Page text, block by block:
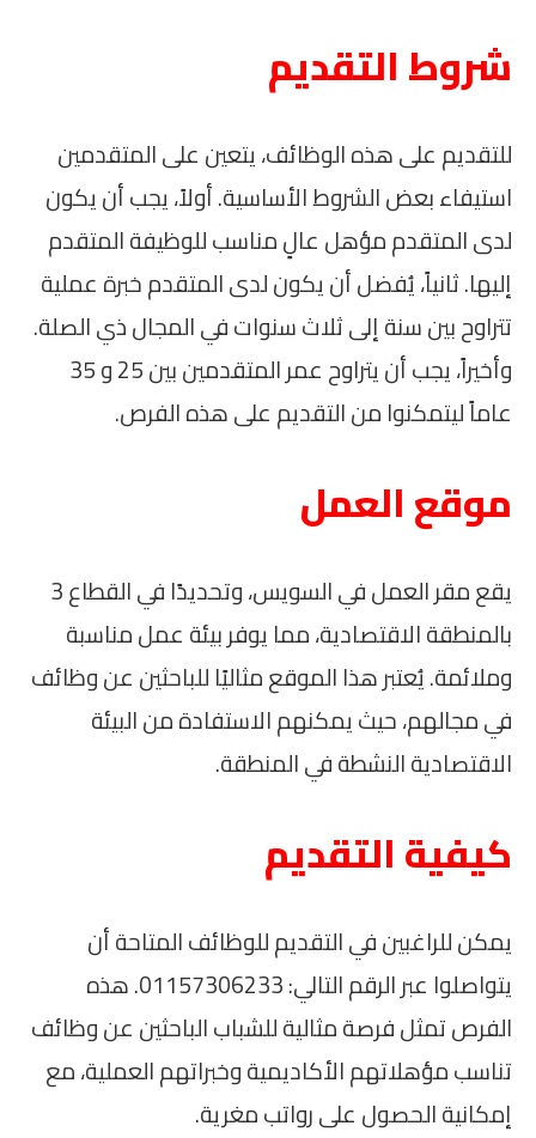
شروط التقديم
للتقديم على هذه الوظائف، يتعين على المتقدمين
استيفاء بعض الشروط الأساسية. أولاً، يجب أن يكون
لدى المتقدم مؤهل عالٍ مناسب للوظيفة المتقدم
إليها. ثانياً، يُفضل أن يكون لدى المتقدم خبرة عملية
تتراوح بين سنة إلى ثلاث سنوات في المجال ذي الصلة.
وأخيراً، يجب أن يتراوح عمر المتقدمين بين 25 و 35
عاماً ليتمكنوا من التقديم على هذه الفرص.
موقع العمل
يقع مقر العمل في السويس، وتحديدًا في القطاع 3
بالمنطقة الاقتصادية، مما يوفر بيئة عمل مناسبة
وملائمة. يُعتبر هذا الموقع مثاليًا للباحثين عن وظائف
في مجالهم، حيث يمكنهم الاستفادة من البيئة
الاقتصادية النشطة في المنطقة.
كيفية التقديم
يمكن للراغبين في التقديم للوظائف المتاحة أن
يتواصلوا عبر الرقم التالي: 01157306233. هذه
الفرص تمثل فرصة مثالية للشباب الباحثين عن وظائف
تناسب مؤهلاتهم الأكاديمية وخبراتهم العملية، مع
إمكانية الحصول على رواتب مغرية.